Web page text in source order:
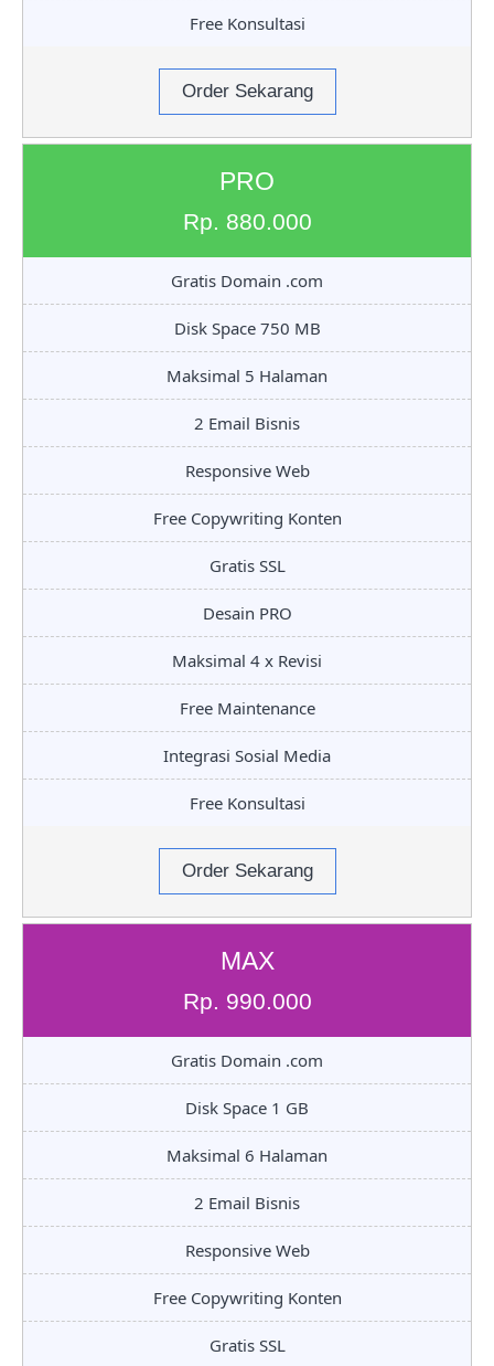
Free Konsultasi
Order Sekarang
PRO
Rp. 880.000
Gratis Domain .com
Disk Space 750 MB
Maksimal 5 Halaman
2 Email Bisnis
Responsive Web
Free Copywriting Konten
Gratis SSL
Desain PRO
Maksimal 4 x Revisi
Free Maintenance
Integrasi Sosial Media
Free Konsultasi
Order Sekarang
MAX
Rp. 990.000
Gratis Domain .com
Disk Space 1 GB
Maksimal 6 Halaman
2 Email Bisnis
Responsive Web
Free Copywriting Konten
Gratis SSL